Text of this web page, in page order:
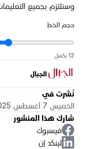
وسنلتزم بجميع
حجم الخط
12 بكسل
الجبال
نُشرت في
الخميس 7 أغسطس 2025 12:50 م
شارك هذا المنشور
فيسبوك
لينكد إن